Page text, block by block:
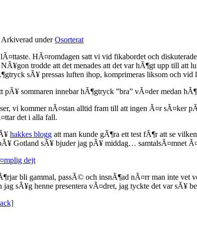
underOsorterat
HÃ¤romdagen satt vi vid fikabordet och
trodde att det menades att det var hÃ¶gt upp till
sÃ¥ pressas luften ihop, komprimeras liksom och
pÃ¥ sommaren innebar hÃ¶gtryck ”bra” vÃ¤der
vi kommer nÃ¤stan alltid fram till att ingen Ã¤r sÃ¤ker
det i alla fall.
hakkes blogg att man kunde gÃ¶ra ett test fÃ¶r att se
Gotland sÃ¥ bjuder jag pÃ¥ middag… samtalsÃ¤mnet
bli gammal, passÃ© och insnÃ¶ad nÃ¤rr man inte
jag sÃ¥g henne presentera vÃ¤dret, jag tyckte det var